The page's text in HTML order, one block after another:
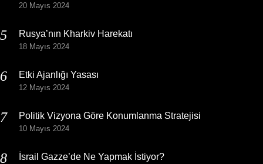
20 Mayıs 2024
Rusya’nın Kharkiv Harekatı
18 Mayıs 2024
Etki Ajanlığı Yasası
12 Mayıs 2024
Politik Vizyona Göre Konumlanma Stratejisi
10 Mayıs 2024
İsrail Gazze’de Ne Yapmak İstiyor?